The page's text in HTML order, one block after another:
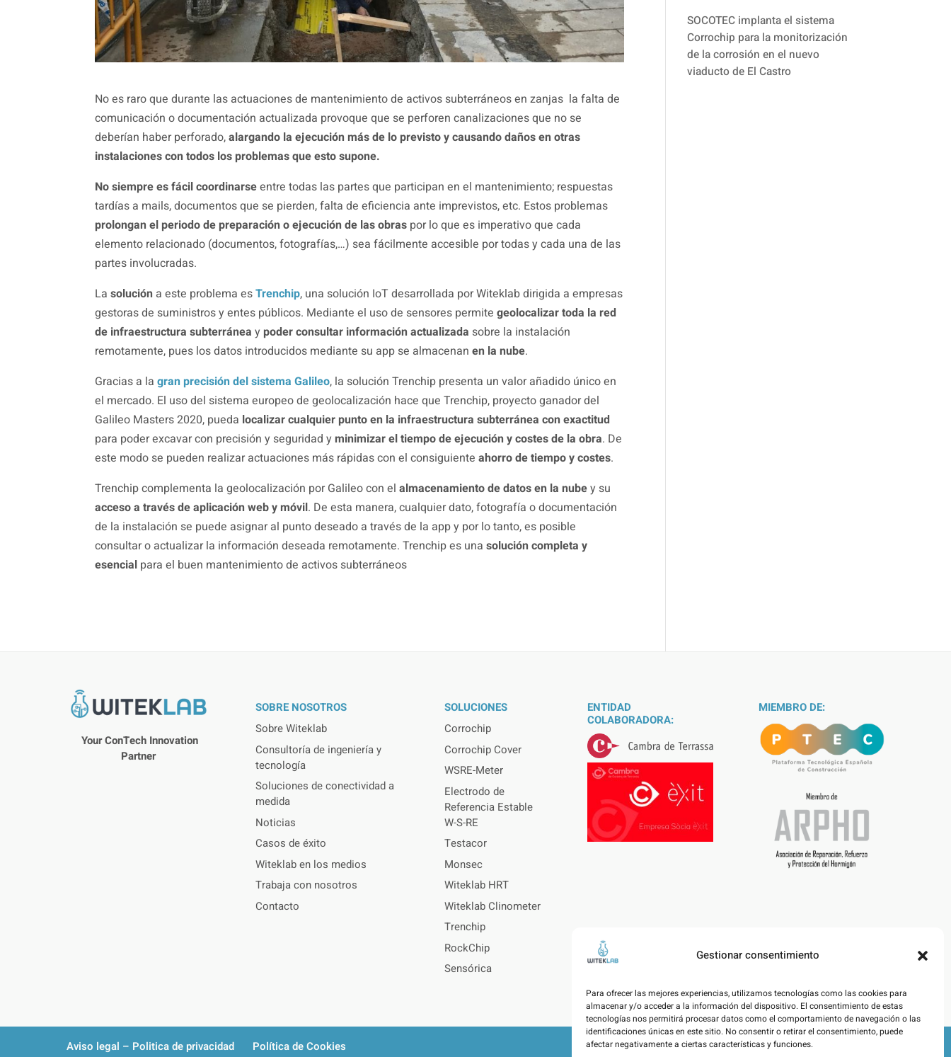
Gestionar consentimiento
Para ofrecer las mejores experiencias, utilizamos tecnologías como las cookies para
almacenar y/o acceder a la información del dispositivo. El consentimiento de estas
tecnologías nos permitirá procesar datos como el comportamiento de navegación o las
identificaciones únicas en este sitio. No consentir o retirar el consentimiento, puede
afectar negativamente a ciertas características y funciones.
No es raro que durante las actuaciones de mantenimiento de activos subterráneos en zanjas la falta de
comunicación o documentación actualizada provoque que se perforen canalizaciones que no se
deberían haber perforado,alargando la ejecución más de lo previsto y causando daños en otras
instalaciones con todos los problemas que esto supone.
No siempre es fácil coordinarseentre todas las partes que participan en el mantenimiento; respuestas
tardías a mails, documentos que se pierden, falta de eficiencia ante imprevistos, etc. Estos problemas
prolongan el periodo de preparación o ejecución de las obras por lo que es imperativo que cada
elemento relacionado (documentos, fotografías,…) sea fácilmente accesible por todas y cada una de las
partes involucradas.
Lasolución a este problema esTrenchip, una solución IoT desarrollada por Witeklab dirigida a empresas
gestoras de suministros y entes públicos. Mediante el uso de sensores permitegeolocalizar toda la red
de infraestructura subterránea y poder consultar información actualizada sobre la instalación
remotamente, pues los datos introducidos mediante su app se almacenanen la nube.
Gracias a lagran precisión del sistema Galileo, la solución Trenchip presenta un valor añadido único en
el mercado. El uso del sistema europeo de geolocalización hace que Trenchip, proyecto ganador del
Galileo Masters 2020, pueda localizar cualquier punto en la infraestructura subterránea con exactitud
para poder excavar con precisión y seguridad y minimizar el tiempo de ejecución y costes de la obra. De
este modo se pueden realizar actuaciones más rápidas con el consiguienteahorro de tiempo y costes.
Trenchip complementa la geolocalización por Galileo con elalmacenamiento de datos en la nubey su
acceso a través de aplicación web y móvil. De esta manera, cualquier dato, fotografía o documentación
de la instalación se puede asignar al punto deseado a través de la app y por lo tanto, es posible
consultar o actualizar la información deseada remotamente. Trenchip es unasolución completa y
esencial para el buen mantenimiento de activos subterráneos
SOCOTEC implanta el sistema
Corrochip para la monitorización
de la corrosión en el nuevo
viaducto de El Castro
Your ConTech Innovation
Partner
SOBRE NOSOTROS
Sobre Witeklab
Consultoría de ingeniería y
tecnología
Soluciones de conectividad a
medida
Noticias
Casos de éxito
Witeklab en los medios
Trabaja con nosotros
Contacto
SOLUCIONES
Corrochip
Corrochip Cover
WSRE-Meter
Electrodo de
Referencia Estable
W-S-RE
Testacor
Monsec
Witeklab HRT
Witeklab Clinometer
Trenchip
RockChip
Sensórica
ENTIDAD
COLABORADORA:
MIEMBRO DE:
Aviso legal – Politica de privacidad Política de Cookies